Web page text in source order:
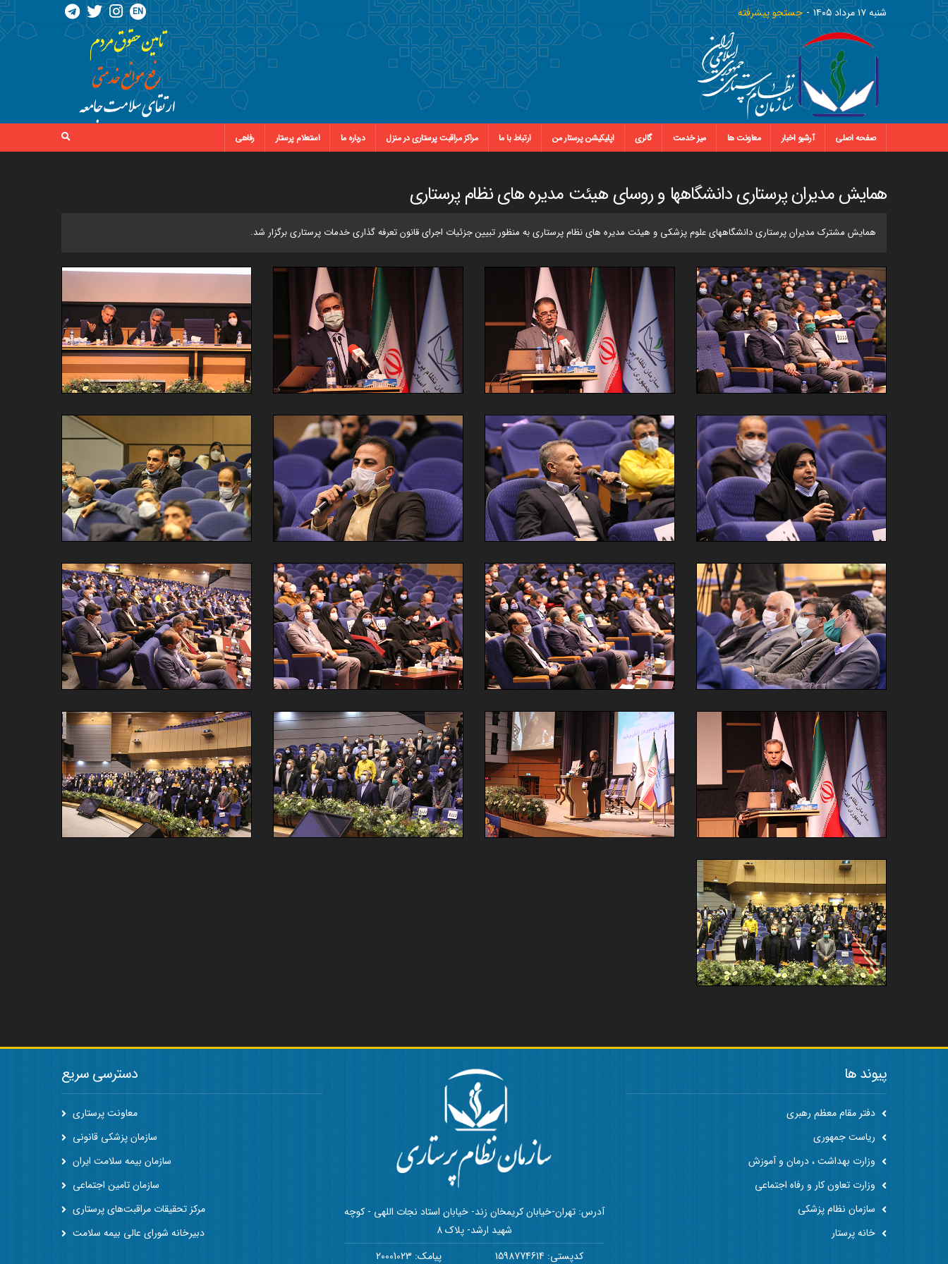
شنبه ١٧ مرداد ١٤٠٥ جستجو پیشرفته EN
صفحه اصلی آرشیو اخبار معاونت ها میز خدمت گالری اپلیکیشن پرستار من ارتباط با ما مراکز مراقبت پرستاری در منزل درباره ما استعلام پرستار رفاهی
همایش مدیران پرستاری دانشگاهها و روسای هیئت مدیره های نظام پرستاری
همایش مشترک مدیران پرستاری دانشگاههای علوم پزشکی و هیئت مدیره های نظام پرستاری به منظور تبیین جزئیات اجرای قانون تعرفه گذاری خدمات پرستاری برگزار شد.
پیوند ها
دفتر مقام معظم رهبری
ریاست جمهوری
وزارت بهداشت ، درمان و آموزش
وزارت تعاون کار و رفاه اجتماعی
سازمان نظام پزشکی
خانه پرستار
آدرس: تهران-خیابان کریمخان زند- خیابان استاد نجات اللهی - کوچه
شهید ارشد- پلاک 8
کدپستی: 1598774614
پیامک: 20001023
دسترسی سریع
معاونت پرستاری
سازمان پزشکی قانونی
سازمان بیمه سلامت ایران
سازمان تامین اجتماعی
مرکز تحقیقات مراقبت‌های پرستاری
دبیرخانه شورای عالی بیمه سلامت